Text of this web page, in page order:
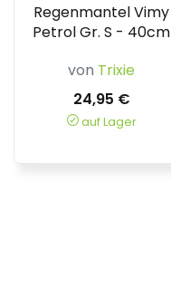
Regenmantel Vimy
Petrol Gr. S - 40cm
von Trixie
24,95 €
auf Lager